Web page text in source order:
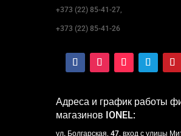
+373 (22) 85-41-27,
+373 (22) 85-41-26
Адреса и график работы
магазинов IONEL:
ул. Болгарская, 47, вход с улицы